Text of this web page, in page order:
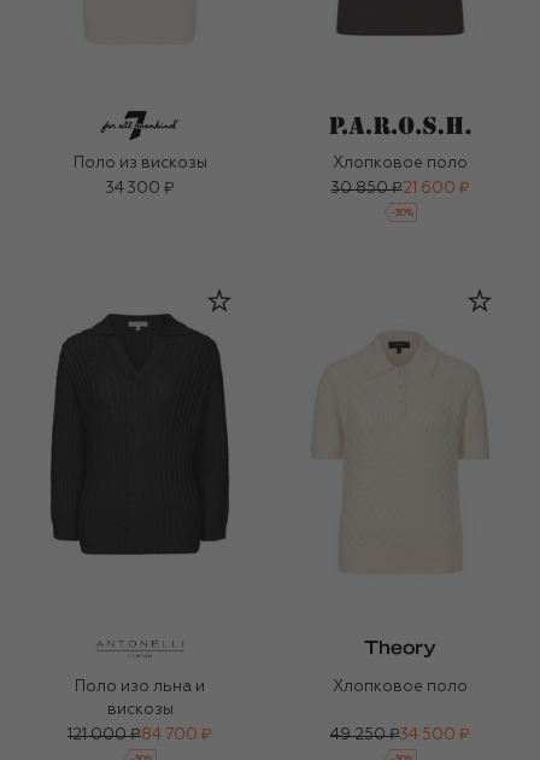
Поло из вискозы
34 300 ₽
Хлопковое поло
30 850 ₽21 600 ₽
-30%
Поло изо льна и
вискозы
121 000 ₽84 700 ₽
Хлопковое поло
49 250 ₽34 500 ₽